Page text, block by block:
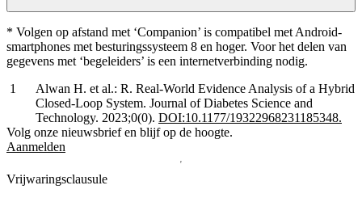
* Volgen op afstand met ‘Companion’ is compatibel met Android-
smartphones met besturingssysteem 8 en hoger. Voor het delen van
gegevens met ‘begeleiders’ is een internetverbinding nodig.
Alwan H. et al.: R. Real-World Evidence Analysis of a Hybrid
Closed-Loop System. Journal of Diabetes Science and
Technology. 2023;0(0). DOI:10.1177/19322968231185348.
Volg onze nieuwsbrief en blijf op de hoogte.
Aanmelden
Vrijwaringsclausule